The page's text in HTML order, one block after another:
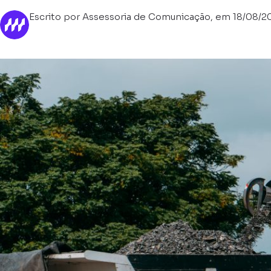
Escrito por Assessoria de Comunicação, em 18/08/